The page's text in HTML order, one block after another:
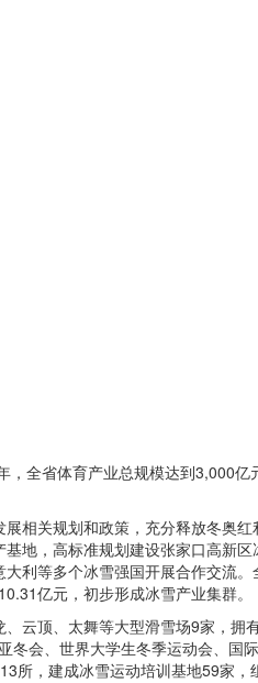
全省体育产业总规模达到3,000亿
相关规划和政策，充分释放冬奥
地，高标准规划建设张家口高新区
利等多个冰雪强国开展合作交流
亿元，初步形成冰雪产业集群。
云顶、太舞等大型滑雪场9家，拥
会、世界大学生冬季运动会、国
所，建成冰雪运动培训基地59家